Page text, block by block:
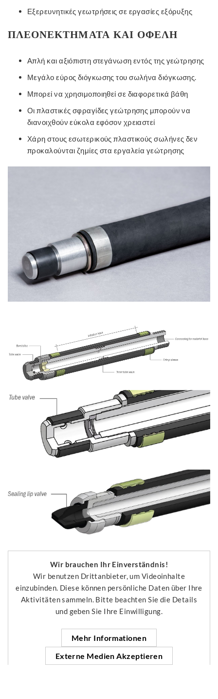
Εξερευνητικές γεωτρήσεις σε εργασίες εξόρυξης
ΠΛΕΟΝΕΚΤΉΜΑΤΑ ΚΑΙ ΟΦΈΛΗ
Απλή και αξιόπιστη στεγάνωση εντός της γεώτρησης
Μεγάλο εύρος διόγκωσης του σωλήνα διόγκωσης.
Μπορεί να χρησιμοποιηθεί σε διαφορετικά βάθη
Οι πλαστικές σφραγίδες γεώτρησης μπορούν να
διανοιχθούν εύκολα εφόσον χρειαστεί
Χάρη στους εσωτερικούς πλαστικούς σωλήνες δεν
προκαλούνται ζημίες στα εργαλεία γεώτρησης
Wir brauchen Ihr Einverständnis!
Wir benutzen Drittanbieter, um Videoinhalte
einzubinden. Diese können persönliche Daten über Ihre
Aktivitäten sammeln. Bitte beachten Sie die Details
und geben Sie Ihre Einwilligung.
Mehr Informationen
Externe Medien Akzeptieren